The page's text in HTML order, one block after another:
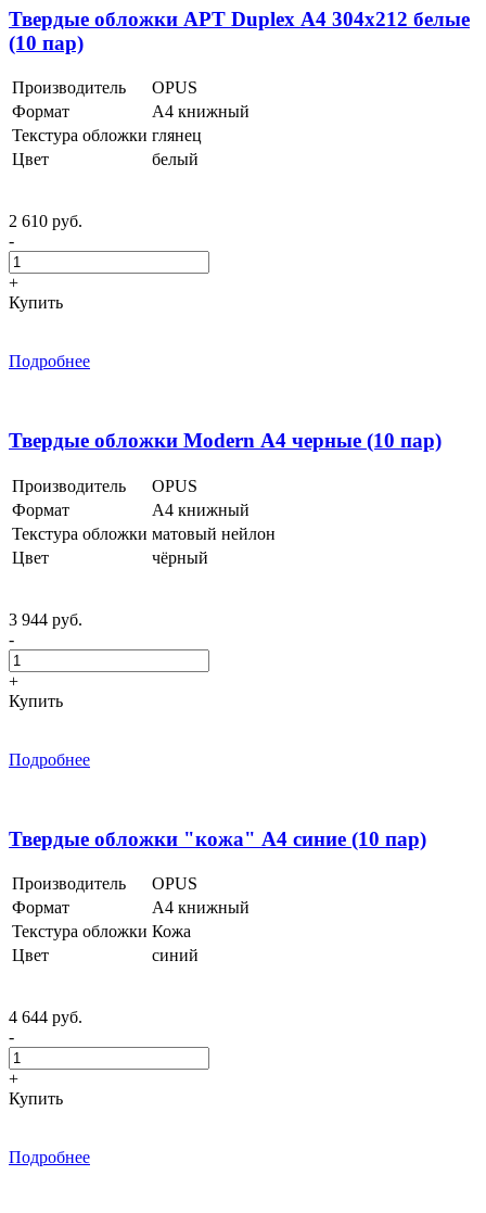
Твердые обложки АРТ Duplex А4 304х212 белые
(10 пар)
Производитель
OPUS
Формат
А4 книжный
Текстура обложки глянец
Цвет
белый
2 610 руб.
-
+
Купить
Подробнее
Твердые обложки Modern А4 черные (10 пар)
Производитель
OPUS
Формат
А4 книжный
Текстура обложки матовый нейлон
Цвет
чёрный
3 944 руб.
-
+
Купить
Подробнее
Твердые обложки "кожа" А4 синие (10 пар)
Производитель
OPUS
Формат
А4 книжный
Текстура обложки Кожа
Цвет
синий
4 644 руб.
-
+
Купить
Подробнее